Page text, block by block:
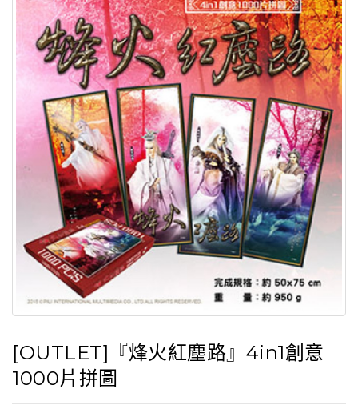
[OUTLET]『烽火紅塵路』4in1創意
1000片拼圖